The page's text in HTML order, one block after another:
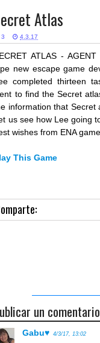
Atlas
3 4.3.17
ATLAS -
new escape game
completed thirteen
to find the Secret
information that Secret
us see how Lee going
wishes from ENA
This Game
un comentario
Gabu♥ 4/3/17, 13:02